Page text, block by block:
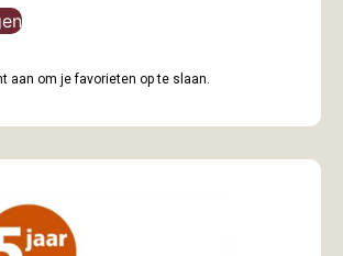
aan om je favorieten op te slaan.